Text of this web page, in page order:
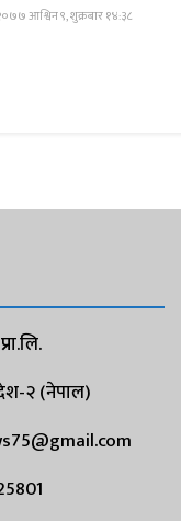
आश्विन ९, शुक्रबार १४:३८
२ (नेपाल)